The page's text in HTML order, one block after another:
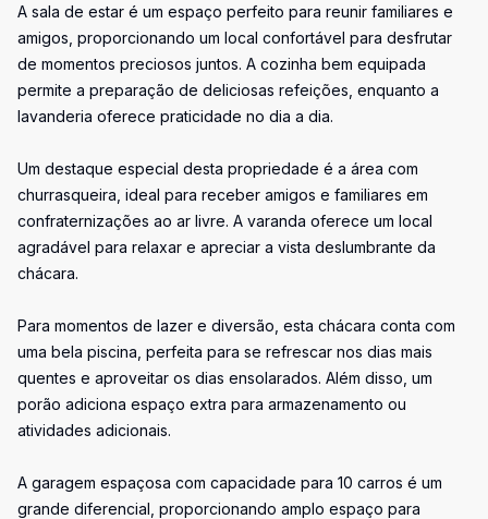
A sala de estar é um espaço perfeito para reunir familiares e
amigos, proporcionando um local confortável para desfrutar
de momentos preciosos juntos. A cozinha bem equipada
permite a preparação de deliciosas refeições, enquanto a
lavanderia oferece praticidade no dia a dia.
Um destaque especial desta propriedade é a área com
churrasqueira, ideal para receber amigos e familiares em
confraternizações ao ar livre. A varanda oferece um local
agradável para relaxar e apreciar a vista deslumbrante da
chácara.
Para momentos de lazer e diversão, esta chácara conta com
uma bela piscina, perfeita para se refrescar nos dias mais
quentes e aproveitar os dias ensolarados. Além disso, um
porão adiciona espaço extra para armazenamento ou
atividades adicionais.
A garagem espaçosa com capacidade para 10 carros é um
grande diferencial, proporcionando amplo espaço para